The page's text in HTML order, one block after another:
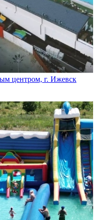
центром, г. Ижевск